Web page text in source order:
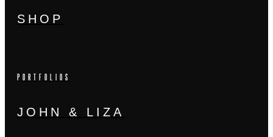
SHOP
PORTFOLIOS
JOHN & LIZA